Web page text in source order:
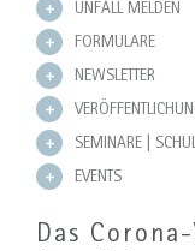
UNFALL MELDEN
FORMULARE
NEWSLETTER
SEMINARE |
EVENTS
Das